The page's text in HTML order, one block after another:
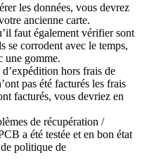
les données, vous devrez
ancienne carte.
faut également vérifier sont
se corrodent avec le temps,
une gomme.
hors frais de
pas été facturés les frais
facturés, vous devriez en
de récupération /
a été testée et en bon état
politique de